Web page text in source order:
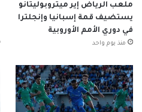
ملعب الرياض إير ميتروبوليتانو
يستضيف قمة إسبانيا وإنجلترا
في دوري الأمم الأوروبية
منذ يوم واحد